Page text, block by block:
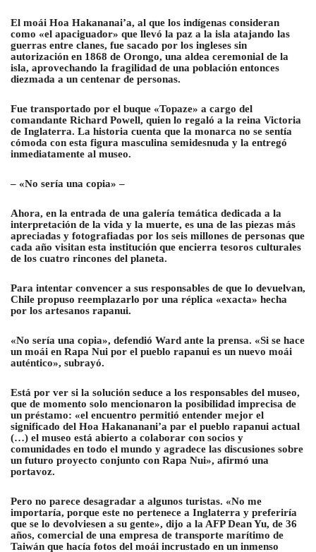
El moái Hoa Hakananai’a, al que los indígenas consideran
como «el apaciguador» que llevó la paz a la isla atajando las
guerras entre clanes, fue sacado por los ingleses sin
autorización en 1868 de Orongo, una aldea ceremonial de la
isla, aprovechando la fragilidad de una población entonces
diezmada a un centenar de personas.
Fue transportado por el buque «Topaze» a cargo del
comandante Richard Powell, quien lo regaló a la reina Victoria
de Inglaterra. La historia cuenta que la monarca no se sentía
cómoda con esta figura masculina semidesnuda y la entregó
inmediatamente al museo.
– «No sería una copia» –
Ahora, en la entrada de una galería temática dedicada a la
interpretación de la vida y la muerte, es una de las piezas más
apreciadas y fotografiadas por los seis millones de personas que
cada año visitan esta institución que encierra tesoros culturales
de los cuatro rincones del planeta.
Para intentar convencer a sus responsables de que lo devuelvan,
Chile propuso reemplazarlo por una réplica «exacta» hecha
por los artesanos rapanui.
«No sería una copia», defendió Ward ante la prensa. «Si se hace
un moái en Rapa Nui por el pueblo rapanui es un nuevo moái
auténtico», subrayó.
Está por ver si la solución seduce a los responsables del museo,
que de momento solo mencionaron la posibilidad imprecisa de
un préstamo: «el encuentro permitió entender mejor el
significado del Hoa Hakananani’a par el pueblo rapanui actual
(…) el museo está abierto a colaborar con socios y
comunidades en todo el mundo y agradece las discusiones sobre
un futuro proyecto conjunto con Rapa Nui», afirmó una
portavoz.
Pero no parece desagradar a algunos turistas. «No me
importaría, porque este no pertenece a Inglaterra y preferiría
que se lo devolviesen a su gente», dijo a la AFP Dean Yu, de 36
años, comercial de una empresa de transporte marítimo de
Taiwán que hacía fotos del moái incrustado en un inmenso